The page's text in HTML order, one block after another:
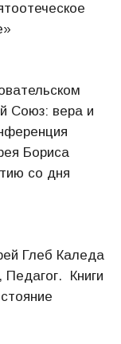
Союз: вера и
Бориса
со дня
Глеб Каледа
Педагог. Книги